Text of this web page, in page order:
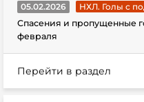
05.02.2026
НХЛ. Голы с
Спасения и пропущенные
февраля
Перейти в раздел